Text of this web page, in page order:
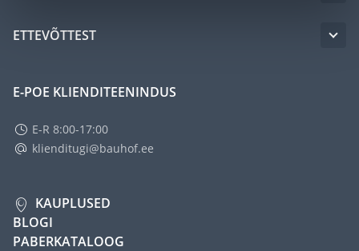
ETTEVÕTTEST
E-POE KLIENDITEENINDUS
E-R 8:00-17:00
klienditugi@bauhof.ee
KAUPLUSED
BLOGI
PABERKATALOOG